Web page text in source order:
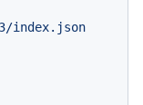
index.json